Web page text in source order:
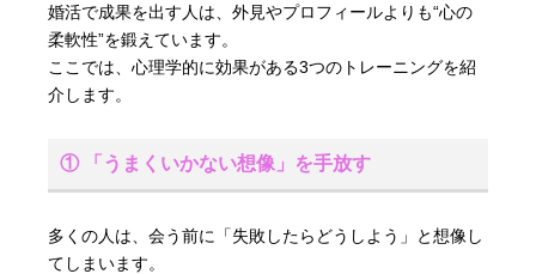
婚活で成果を出す人は、外見やプロフィールよりも“心の
柔軟性”を鍛えています。
ここでは、心理学的に効果がある3つのトレーニングを紹
介します。
① 「うまくいかない想像」を手放す
多くの人は、会う前に「失敗したらどうしよう」と想像し
てしまいます。